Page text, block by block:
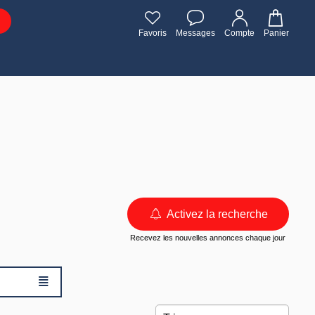
Favoris Messages Compte Panier
Activez la recherche
Recevez les nouvelles annonces chaque jour
≣